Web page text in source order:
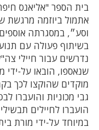
בית הספר "אליאנס
אתמול ביוזמה מרגשת
וסע״, במסגרתה
בשיתוף פעולה עם
נדרשים עבור חיילי
שנאספו, הובאו על-
מוקדים שהוקצו לכך
גבי מכוניות והועברו
הועברו לחיילים
במיוחד על-ידי מורת